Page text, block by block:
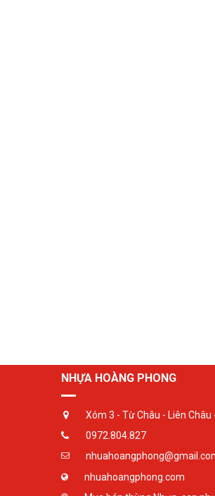
NHỰA HOÀNG PHONG
Xóm 3 - Từ Châu - Liên Châu
0972.804.827
nhuahoangphong.com